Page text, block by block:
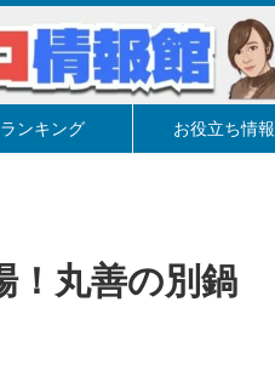
ランキング お役立ち情報
！丸善の別鍋